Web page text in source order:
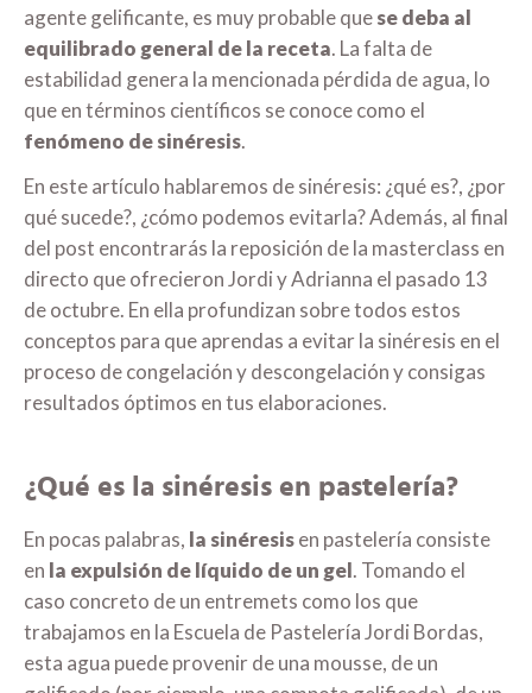
agente gelificante, es muy probable quese deba al
equilibrado general de la receta. La falta de
estabilidad genera la mencionada pérdida de agua, lo
que en términos científicos se conoce como el
fenómeno de sinéresis.
En este artículo hablaremos de sinéresis: ¿qué es?, ¿por
qué sucede?, ¿cómo podemos evitarla? Además, al final
del post encontrarás la reposición de la masterclass en
directo que ofrecieron Jordi y Adrianna el pasado 13
de octubre. En ella profundizan sobre todos estos
conceptos para que aprendas a evitar la sinéresis en el
proceso de congelación y descongelación y consigas
resultados óptimos en tus elaboraciones.
¿Qué es la sinéresis en pastelería?
En pocas palabras, la sinéresisen pastelería consiste
en la expulsión de líquido de un gel. Tomando el
caso concreto de un entremets como los que
trabajamos en la Escuela de Pastelería Jordi Bordas,
esta agua puede provenir de una mousse, de un